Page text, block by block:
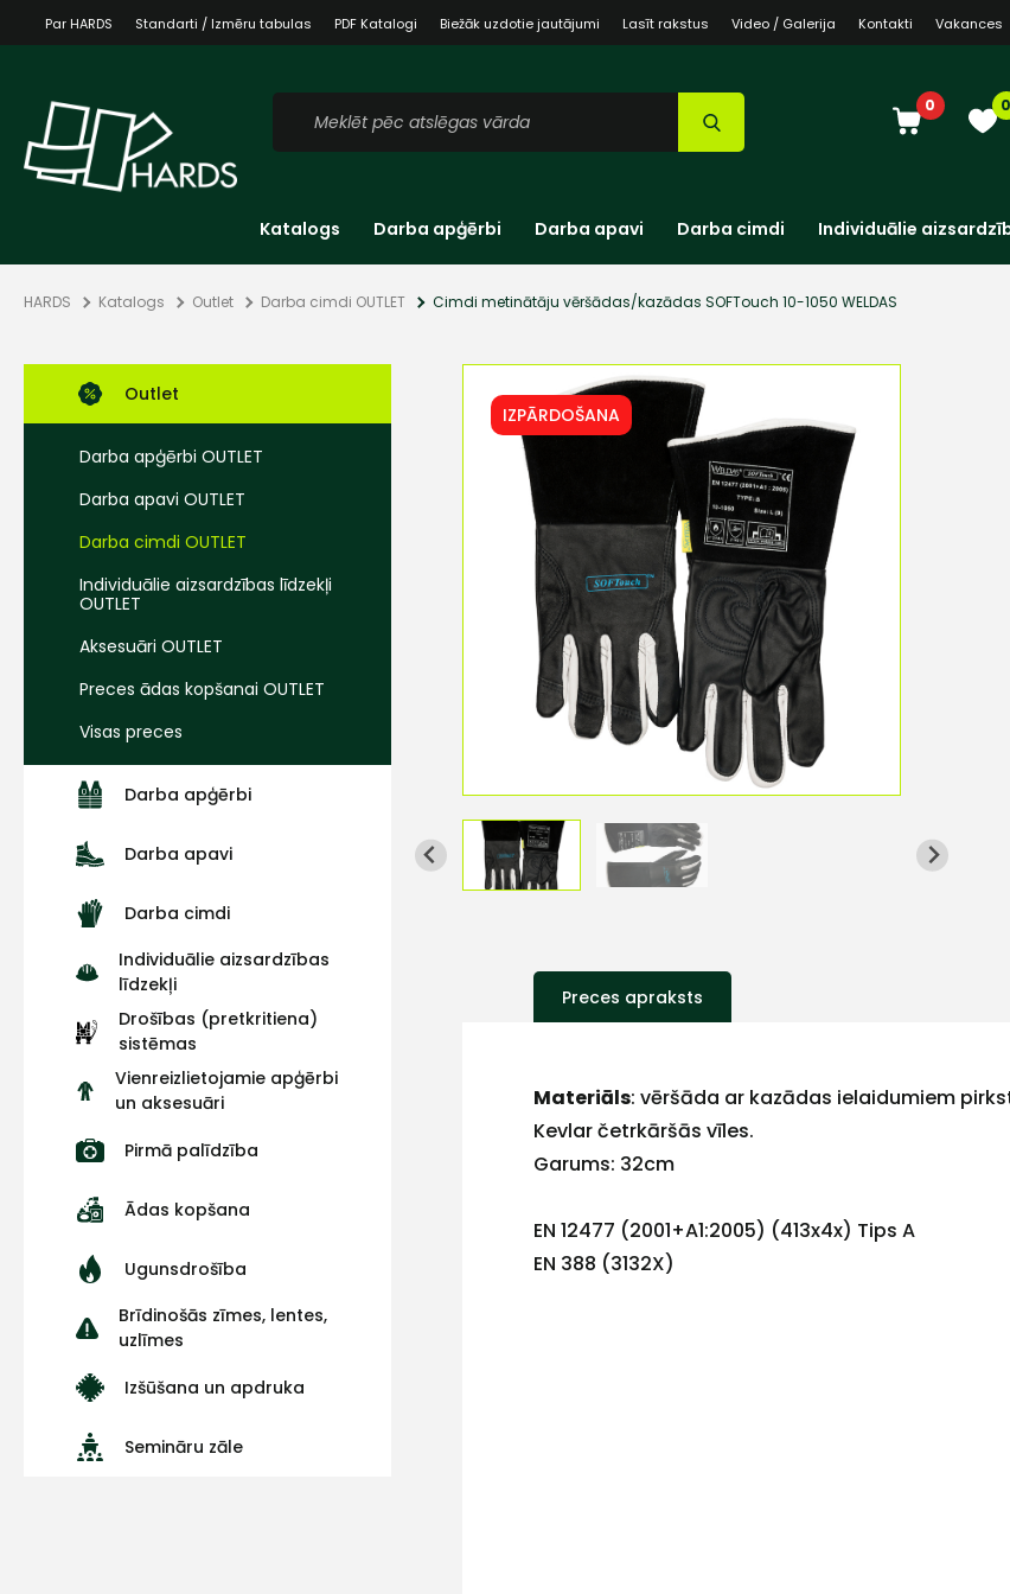
Par HARDS Standarti / Izmēru tabulas PDF Katalogi Biežāk uzdotie jautājumi Lasīt rakstus Video / Galerija Kontakti Vakances
0 0
Katalogs Darba apģērbi Darba apavi Darba cimdi Individuālie
HARDS Katalogs Outlet Darba cimdi OUTLET Cimdi metinātāju vēršādas/kazādas SOFTouch 10-1050 WELDAS
Outlet
Darba apģērbi OUTLET
Darba apavi OUTLET
Darba cimdi OUTLET
Individuālie aizsardzības līdzekļi
OUTLET
Aksesuāri OUTLET
Preces ādas kopšanai OUTLET
Visas preces
Darba apģērbi
Darba apavi
Darba cimdi
Individuālie aizsardzības
līdzekļi
Drošības (pretkritiena)
sistēmas
Vienreizlietojamie apģērbi
un aksesuāri
Pirmā palīdzība
Ādas kopšana
Ugunsdrošība
Brīdinošās zīmes, lentes,
uzlīmes
Izšūšana un apdruka
Semināru zāle
IZPĀRDOŠANA
Preces apraksts
Materiāls: vēršāda ar kazādas ielaidumiem
Kevlar četrkāršās vīles.
Garums: 32cm
EN 12477 (2001+A1:2005) (413x4x) Tips A
EN 388 (3132X)
+